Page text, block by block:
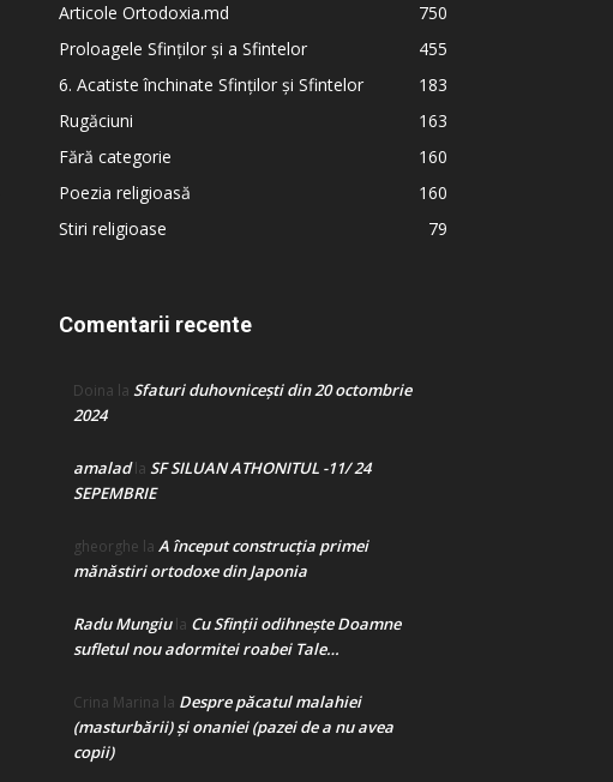
Articole Ortodoxia.md
750
Proloagele Sfinților și a Sfintelor
455
6. Acatiste închinate Sfinților și Sfintelor
183
Rugăciuni
163
Fără categorie
160
Poezia religioasă
160
Stiri religioase
79
Comentarii recente
Doina la Sfaturi duhovnicești din 20 octombrie
2024
amaladla SF SILUAN ATHONITUL -11/ 24
SEPEMBRIE
gheorghe la A început construcţia primei
mănăstiri ortodoxe din Japonia
Radu Mungiula Cu Sfinții odihnește Doamne
sufletul nou adormitei roabei Tale…
Crina Marina la Despre păcatul malahiei
(masturbării) şi onaniei (pazei de a nu avea
copii)